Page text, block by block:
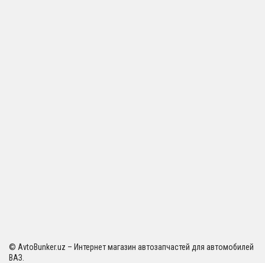
© AvtoBunker.uz – Интернет магазин автозапчастей для автомобилей
ВАЗ.